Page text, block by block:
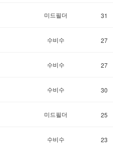
미드필더 31
수비수 27
수비수 27
수비수 30
미드필더 25
수비수 23